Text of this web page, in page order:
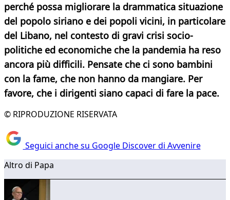
perché possa migliorare la drammatica situazione
del popolo siriano e dei popoli vicini, in particolare
del Libano, nel contesto di gravi crisi socio-
politiche ed economiche che la pandemia ha reso
ancora più difficili. Pensate che ci sono bambini
con la fame, che non hanno da mangiare. Per
favore, che i dirigenti siano capaci di fare la pace.
© RIPRODUZIONE RISERVATA
Seguici anche su Google Discover di Avvenire
Altro di Papa